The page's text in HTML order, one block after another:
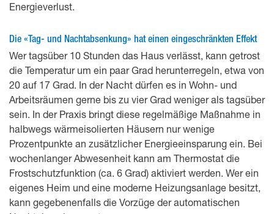
Energieverlust.
Die «Tag- und Nachtabsenkung» hat einen eingeschränkten Effekt
Wer tagsüber 10 Stunden das Haus verlässt, kann getrost
die Temperatur um ein paar Grad herunterregeln, etwa von
20 auf 17 Grad. In der Nacht dürfen es in Wohn- und
Arbeitsräumen gerne bis zu vier Grad weniger als tagsüber
sein. In der Praxis bringt diese regelmäßige Maßnahme in
halbwegs wärmeisolierten Häusern nur wenige
Prozentpunkte an zusätzlicher Energieeinsparung ein. Bei
wochenlanger Abwesenheit kann am Thermostat die
Frostschutzfunktion (ca. 6 Grad) aktiviert werden. Wer ein
eigenes Heim und eine moderne Heizungsanlage besitzt,
kann gegebenenfalls die Vorzüge der automatischen